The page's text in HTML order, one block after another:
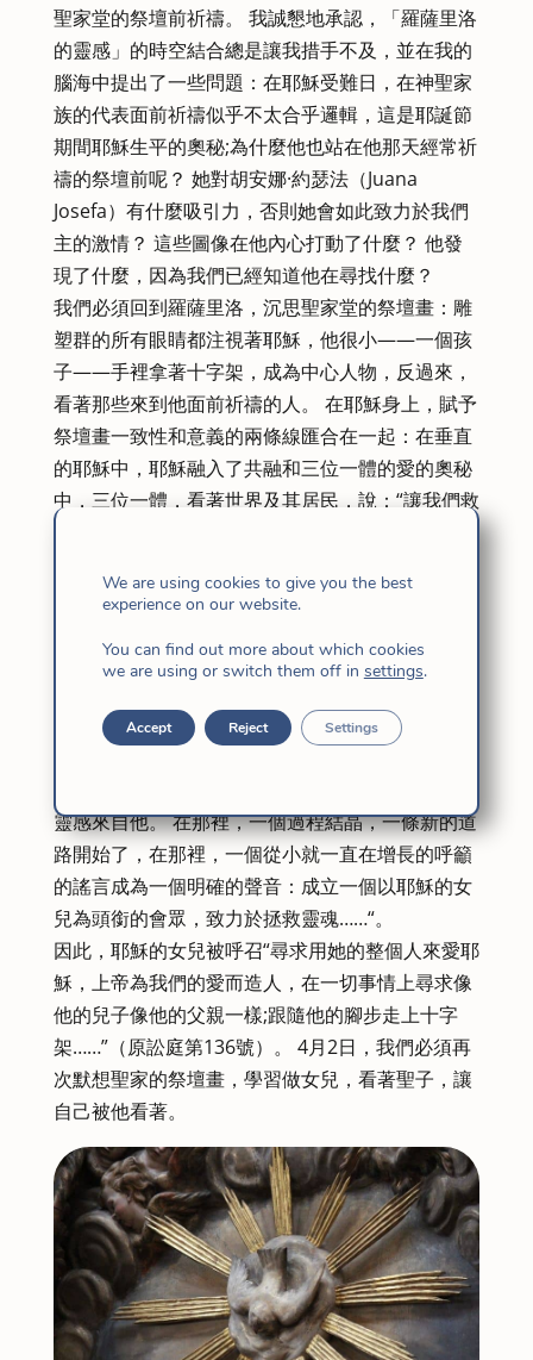
聖家堂的祭壇前祈禱。 我誠懇地承認，「羅薩里洛
的靈感」的時空結合總是讓我措手不及，並在我的
腦海中提出了一些問題：在耶穌受難日，在神聖家
族的代表面前祈禱似乎不太合乎邏輯，這是耶誕節
期間耶穌生平的奧秘;為什麼他也站在他那天經常祈
禱的祭壇前呢？ 她對胡安娜·約瑟法（Juana
Josefa）有什麼吸引力，否則她會如此致力於我們
主的激情？ 這些圖像在他內心打動了什麼？ 他發
現了什麼，因為我們已經知道他在尋找什麼？
我們必須回到羅薩里洛，沉思聖家堂的祭壇畫：雕
塑群的所有眼睛都注視著耶穌，他很小——一個孩
子——手裡拿著十字架，成為中心人物，反過來，
看著那些來到他面前祈禱的人。 在耶穌身上，賦予
祭壇畫一致性和意義的兩條線匯合在一起：在垂直
的耶穌中，耶穌融入了共融和三位一體的愛的奧秘
中，三位一體，看著世界及其居民，說：“讓我們救
部分，“成為一個普通人”。 耶穌：父的話語和宣
穌處於中心，在他的雙重維度——神性和人性——
在這裡，問題得到了解答，所發生的事情得到了感
靈感來自他。 在那裡，一個過程結晶，一條新的道
路開始了，在那裡，一個從小就一直在增長的呼籲
的謠言成為一個明確的聲音：成立一個以耶穌的女
兒為頭銜的會眾，致力於拯救靈魂……“。
因此，耶穌的女兒被呼召“尋求用她的整個人來愛耶
穌，上帝為我們的愛而造人，在一切事情上尋求像
他的兒子像他的父親一樣;跟隨他的腳步走上十字
架……”（原訟庭第136號）。 4月2日，我們必須再
次默想聖家的祭壇畫，學習做女兒，看著聖子，讓
自己被他看著。
We are using cookies to give you the best
experience on our website.
You can find out more about which cookies
we are using or switch them off in settings.
Accept Reject Settings